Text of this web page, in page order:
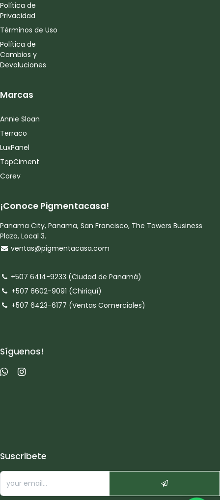
Política de
Privacidad
Términos de Uso
Política de
Cambios y
Devoluciones
Marcas
Annie Sloan
Terraco
LuxPanel
TopCiment
Corev
¡Conoce Pigmentacasa!
Panama City, Panama, San Francisco, The Towers Business
Plaza, Local 3.
ventas@pigmentacasa.com
+507 6414-9233 (Ciudad de Panamá)
+507 6602-9091 (Chiriquí)
+507 6423-6177 (Ventas Comerciales)
Síguenos!
Suscribete